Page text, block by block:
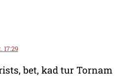
17:29
bet, kad tur Tornam